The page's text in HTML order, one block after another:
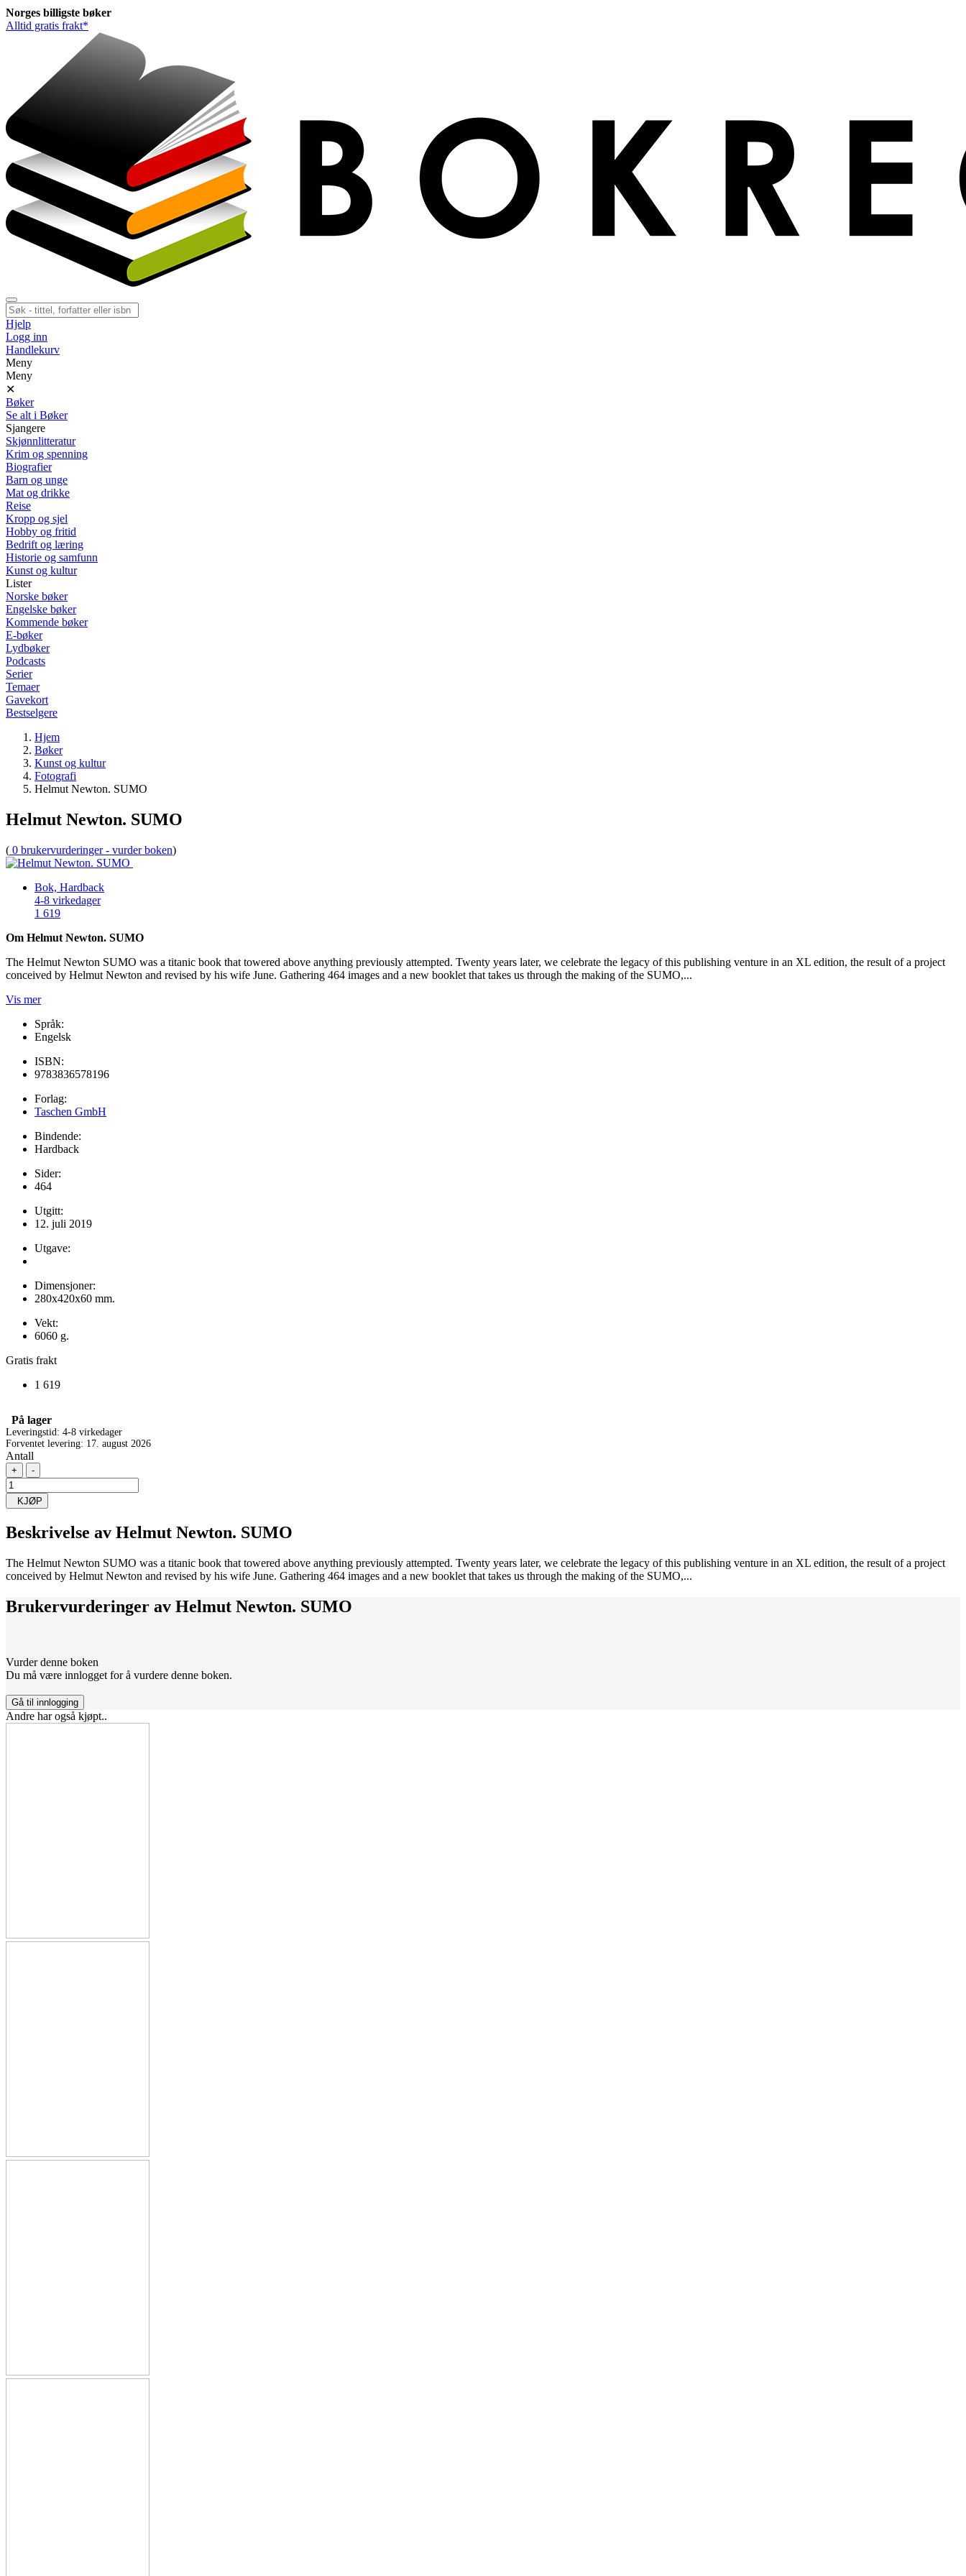
Norges billigste bøker
Alltid gratis frakt*
Hjelp
Logg inn
Handlekurv
Meny
Meny
✕
Bøker
Se alt i Bøker
Sjangere
Skjønnlitteratur
Krim og spenning
Biografier
Barn og unge
Mat og drikke
Reise
Kropp og sjel
Hobby og fritid
Bedrift og læring
Historie og samfunn
Kunst og kultur
Lister
Norske bøker
Engelske bøker
Kommende bøker
E-bøker
Lydbøker
Podcasts
Serier
Temaer
Gavekort
Bestselgere
Hjem
Bøker
Kunst og kultur
Fotografi
Helmut Newton. SUMO
Helmut Newton. SUMO
( 0 brukervurderinger - vurder boken)
Bok, Hardback
4-8 virkedager
1 619
Om Helmut Newton. SUMO
The Helmut Newton SUMO was a titanic book that towered above anything previously attempted. Twenty years later, we celebrate the legacy of this publishing venture in an XL edition, the result of a project
conceived by Helmut Newton and revised by his wife June. Gathering 464 images and a new booklet that takes us through the making of the SUMO,...
Vis mer
Språk:
Engelsk
ISBN:
9783836578196
Forlag:
Taschen GmbH
Bindende:
Hardback
Sider:
464
Utgitt:
12. juli 2019
Utgave:
Dimensjoner:
280x420x60 mm.
Vekt:
6060 g.
Gratis frakt
1 619
På lager
Leveringstid: 4-8 virkedager
Forventet levering: 17. august 2026
Antall
+ -
KJØP
Beskrivelse av Helmut Newton. SUMO
The Helmut Newton SUMO was a titanic book that towered above anything previously attempted. Twenty years later, we celebrate the legacy of this publishing venture in an XL edition, the result of a project
conceived by Helmut Newton and revised by his wife June. Gathering 464 images and a new booklet that takes us through the making of the SUMO,...
Brukervurderinger av Helmut Newton. SUMO
Vurder denne boken
Du må være innlogget for å vurdere denne boken.
Gå til innlogging
Andre har også kjøpt..